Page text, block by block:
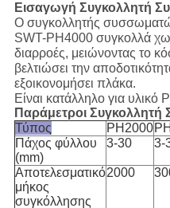
Εισαγωγή Συγκολλητή
Ο συγκολλητής
SWT-PH4000 συγκολλά
διαρροές, μειώνοντας το
βελτιώσει την
εξοικονομήσει πλάκα.
Είναι κατάλληλο για
Παράμετροι
Τύπος
PH2000
Πάχος φύλλου
(mm)
3-30 3-
Αποτελεσματικό
μήκος
συγκόλλησης
2000